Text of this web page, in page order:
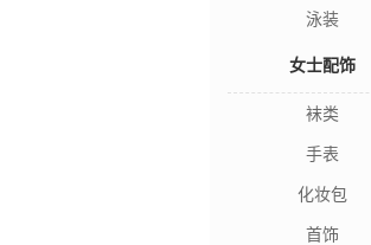
泳装
女士配饰
袜类
手表
化妆包
首饰